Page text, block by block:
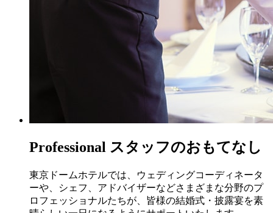
Professional スタッフのおもてなし
東京ドームホテルでは、ウェディングコーディネータ
ーや、シェフ、アドバイザーなどさまざまな分野のプ
ロフェッショナルたちが、皆様の結婚式・披露宴を素